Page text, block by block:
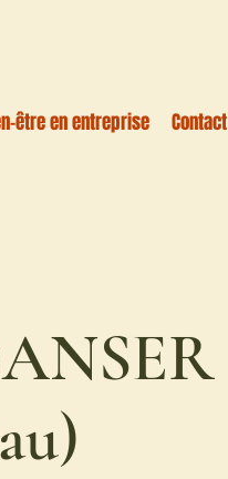
être en entreprise Contact